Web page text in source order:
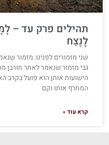
תהילים פרק עד –
לָנֶצַח
שני מזמורים לפנינו: מזמור
גבי מזמור שנאמר לאחר
הישועות אותן הוא פועל בקרב
המחרף אותו וקם
קרא עוד »